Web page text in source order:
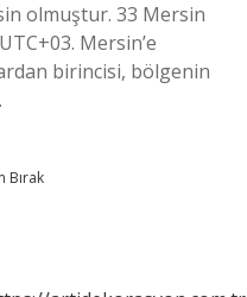
olmuştur. 33 Mersin
Mersin’e
birincisi, bölgenin
Bırak